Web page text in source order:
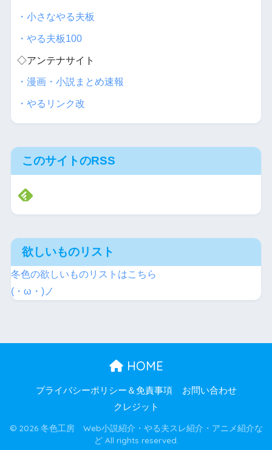
・小さなやる夫板
・やる夫板100
◇アンテナサイト
・漫画・小説まとめ速報
・やるリンク改
このサイトのRSS
欲しいものリスト
冬色の欲しいものリストはこちら
(・ω・)ノ
HOME
プライバシーポリシー＆免責事項
お問い合わせ
クレジット
© 2026 冬色工房 Web小説紹介・やる夫スレ紹介・アニメ紹介な
ど All rights reserved.